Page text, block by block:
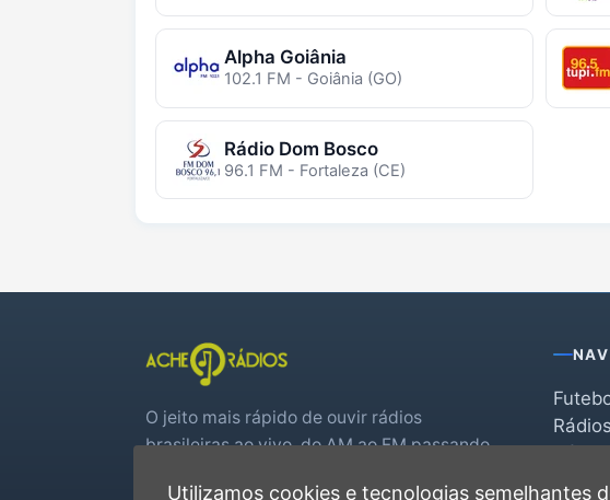
Alpha Goiânia
102.1 FM - Goiânia (GO)
Rádio Dom Bosco
96.1 FM - Fortaleza (CE)
O jeito mais rápido de ouvir rádios
brasileiras ao vivo, do AM ao FM passando
Utilizamos cookies e tecnologias semelhantes